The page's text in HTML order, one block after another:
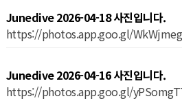
Junedive 2026-04-18 사진입니다.
https://photos.app.goo.gl/
Junedive 2026-04-16 사진입니다.
https://photos.app.goo.gl/